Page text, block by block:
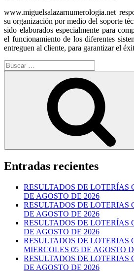
www.miguelsalazarnumerologia.net
su organización por medio del soporte
sido elaborados especialmente para
el funcionamiento de los diferentes
entreguen al cliente, para garantizar el
Buscar
por:
Entradas recientes
RESULTADOS DE LOTERÍAS
DE AGOSTO DE 2026
RESULTADOS DE LOTERIAS
DE AGOSTO DE 2026
RESULTADOS DE LOTERÍAS
DE AGOSTO DE 2026
RESULTADOS DE LOTERIAS
MIERCOLES 05 DE AGOSTO
RESULTADOS DE LOTERIAS
DE AGOSTO DE 2026